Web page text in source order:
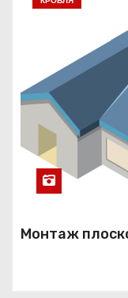
Монтаж